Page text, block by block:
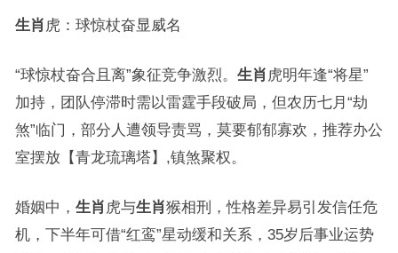
生肖 虎：球惊杖奋显威名
“球惊杖奋合且离”象征竞争激烈。 生肖 虎明年逢“将星”
加持，团队停滞时需以雷霆手段破局，但农历七月“劫
煞”临门，部分人遭领导责骂，莫要郁郁寡欢，推荐办公
室摆放【青龙琉璃塔】,镇煞聚权。
婚姻中， 生肖 虎与生肖猴相刑，性格差异易引发信任危
机，下半年可借“红鸾”星动缓和关系，35岁后事业运势